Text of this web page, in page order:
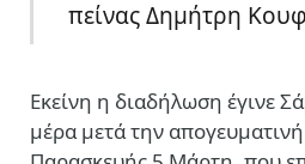
πείνας Δημήτρη
Εκείνη η διαδήλωση έγινε
μέρα μετά την